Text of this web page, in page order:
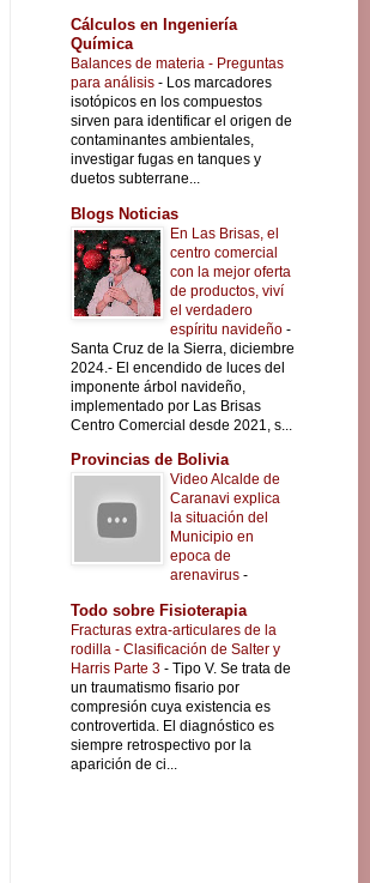
Cálculos en Ingeniería
Química
Balances de materia - Preguntas
para análisis - Los marcadores
isotópicos en los compuestos
sirven para identificar el origen de
contaminantes ambientales,
investigar fugas en tanques y
duetos subterrane...
Blogs Noticias
En Las Brisas, el
centro comercial
con la mejor oferta
de productos, viví
el verdadero
espíritu navideño -
Santa Cruz de la Sierra, diciembre
2024.- El encendido de luces del
imponente árbol navideño,
implementado por Las Brisas
Centro Comercial desde 2021, s...
Provincias de Bolivia
Video Alcalde de
Caranavi explica
la situación del
Municipio en
epoca de
arenavirus -
Todo sobre Fisioterapia
Fracturas extra-articulares de la
rodilla - Clasificación de Salter y
Harris Parte 3 - Tipo V. Se trata de
un traumatismo fisario por
compresión cuya existencia es
controvertida. El diagnóstico es
siempre retrospectivo por la
aparición de ci...